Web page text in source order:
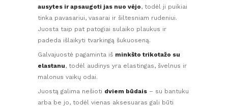
ausytes ir apsaugoti jas nuo vėjo, todėl ji puikiai
tinka pavasariui, vasarai ir šiltesniam rudeniui.
Juosta taip pat patogiai sulaiko plaukus ir
padeda išlaikyti tvarkingą šukuoseną.
Galvajuostė pagaminta iš minkšto trikotažo su
elastanu, todėl audinys yra elastingas, švelnus ir
malonus vaikų odai.
Juostą galima nešioti dviem būdais – su bantuku
arba be jo, todėl vienas aksesuaras gali būti